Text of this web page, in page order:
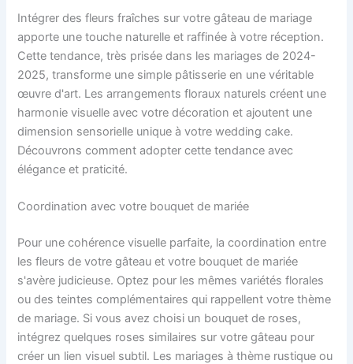
Intégrer des fleurs fraîches sur votre gâteau de mariage
apporte une touche naturelle et raffinée à votre réception.
Cette tendance, très prisée dans les mariages de 2024-
2025, transforme une simple pâtisserie en une véritable
œuvre d'art. Les arrangements floraux naturels créent une
harmonie visuelle avec votre décoration et ajoutent une
dimension sensorielle unique à votre wedding cake.
Découvrons comment adopter cette tendance avec
élégance et praticité.
Coordination avec votre bouquet de mariée
Pour une cohérence visuelle parfaite, la coordination entre
les fleurs de votre gâteau et votre bouquet de mariée
s'avère judicieuse. Optez pour les mêmes variétés florales
ou des teintes complémentaires qui rappellent votre thème
de mariage. Si vous avez choisi un bouquet de roses,
intégrez quelques roses similaires sur votre gâteau pour
créer un lien visuel subtil. Les mariages à thème rustique ou